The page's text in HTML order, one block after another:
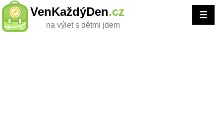
VenKaždýDen.cz
na výlet s dětmi jdem